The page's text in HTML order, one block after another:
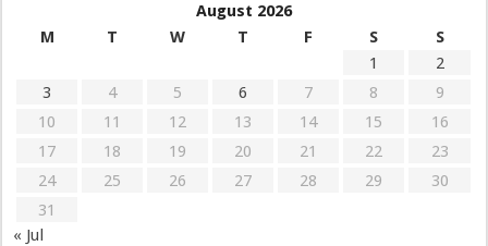
August 2026
M
T W T F S
S
1
2
3
4 5 6 7 8
9
10
11 12 13 14 15
16
17
18 19 20 21 22
23
24
25 26 27 28 29
30
31
« Jul